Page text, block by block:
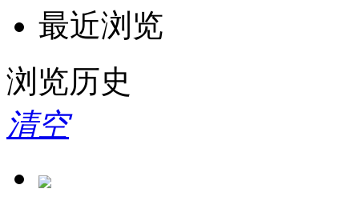
最近浏览
浏览历史
清空